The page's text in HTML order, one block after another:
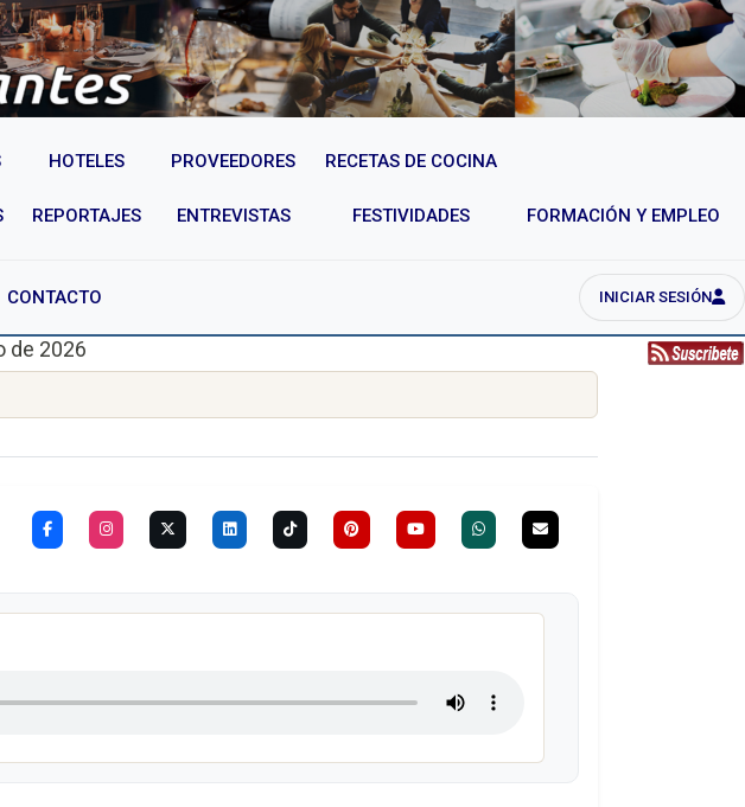
HOTELES PROVEEDORES RECETAS DE COCINA
REPORTAJES ENTREVISTAS FESTIVIDADES FORMACIÓN Y EMPLEO
CONTACTO INICIAR SESIÓN
de 2026